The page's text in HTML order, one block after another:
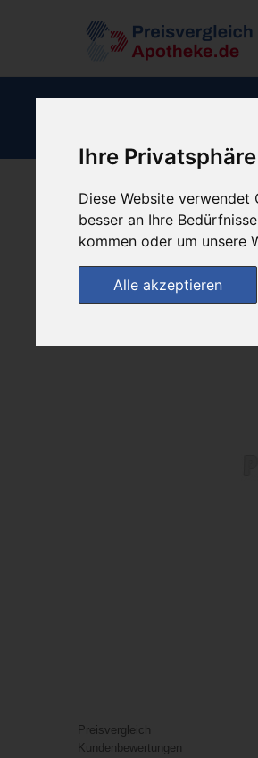
Ihre
Diese Website verwendet
besser an Ihre
kommen oder um unsere
Alle akzeptieren
Preisvergleich
Kundenbewertungen